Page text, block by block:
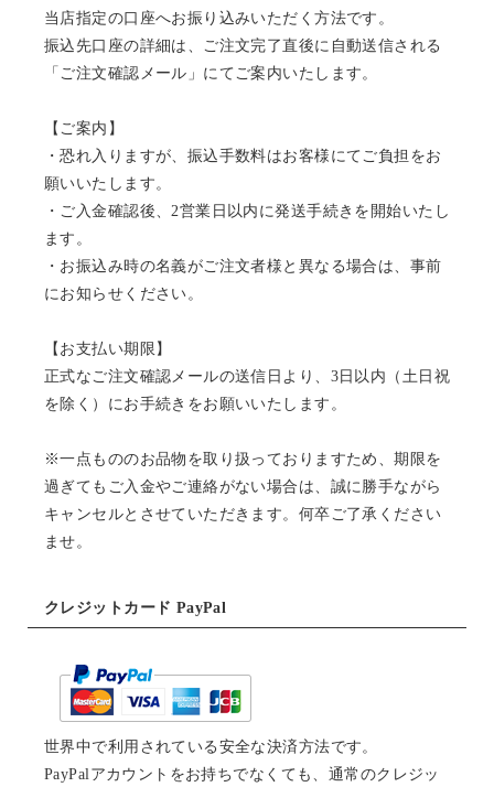
当店指定の口座へお振り込みいただく方法です。
振込先口座の詳細は、ご注文完了直後に自動送信される
「ご注文確認メール」にてご案内いたします。
【ご案内】
・恐れ入りますが、振込手数料はお客様にてご負担をお
願いいたします。
・ご入金確認後、2営業日以内に発送手続きを開始いたし
ます。
・お振込み時の名義がご注文者様と異なる場合は、事前
にお知らせください。
【お支払い期限】
正式なご注文確認メールの送信日より、3日以内（土日祝
を除く）にお手続きをお願いいたします。
※一点もののお品物を取り扱っておりますため、期限を
過ぎてもご入金やご連絡がない場合は、誠に勝手ながら
キャンセルとさせていただきます。何卒ご了承ください
ませ。
クレジットカード PayPal
世界中で利用されている安全な決済方法です。
PayPalアカウントをお持ちでなくても、通常のクレジッ